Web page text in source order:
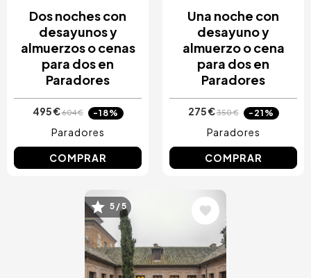
Dos noches con
desayunos y
almuerzos o cenas
para dos en
Paradores
495 €604 € -18%
Paradores
COMPRAR
Una noche con
desayuno y
almuerzo o cena
para dos en
Paradores
275 €350 € -21%
Paradores
COMPRAR
Image
5 / 5